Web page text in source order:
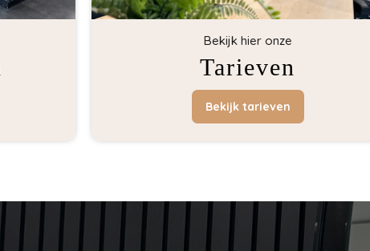
Bekijk hier onze
Tarieven
Bekijk tarieven